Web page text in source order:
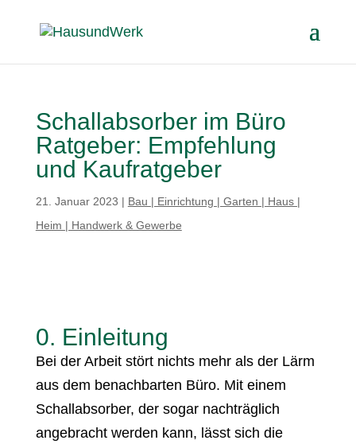
Schallabsorber im Büro
Ratgeber: Empfehlung
und Kaufratgeber
21. Januar 2023 | Bau | Einrichtung | Garten | Haus |
Heim | Handwerk & Gewerbe
0. Einleitung
Bei der Arbeit stört nichts mehr als der Lärm
aus dem benachbarten Büro. Mit einem
Schallabsorber, der sogar nachträglich
angebracht werden kann, lässt sich die